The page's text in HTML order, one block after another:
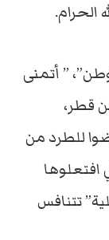
الحرام.
” أتمنى
قطر،
للطرد من
افتعلوها
تتنافس